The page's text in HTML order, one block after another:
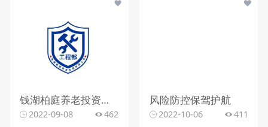
钱湖柏庭养老投资有限公司
2022-09-08 462
风险防控保驾护航
2022-10-06 411